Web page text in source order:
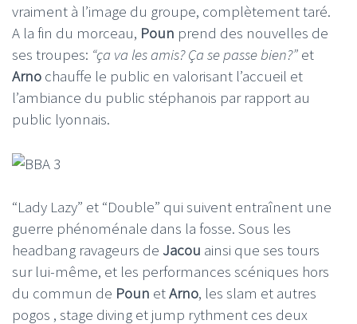
vraiment à l’image du groupe, complètement taré.
A la fin du morceau, Poun prend des nouvelles de
ses troupes: “ça va les amis? Ça se passe bien?” et
Arno chauffe le public en valorisant l’accueil et
l’ambiance du public stéphanois par rapport au
public lyonnais.
“Lady Lazy” et “Double” qui suivent entraînent une
guerre phénoménale dans la fosse. Sous les
headbang ravageurs de Jacou ainsi que ses tours
sur lui-même, et les performances scéniques hors
du commun de Poun etArno, les slam et autres
pogos , stage diving et jump rythment ces deux